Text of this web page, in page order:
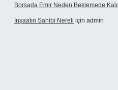
Borsada Emir Neden Beklemede
Inşaatın Sahibi Nereli için admin